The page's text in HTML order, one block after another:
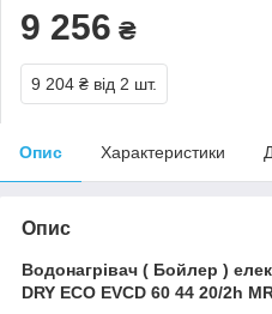
9 256 ₴
9 204 ₴ від 2 шт.
Опис Характеристики
Опис
Водонагрівач ( Бойлер )
DRY ECO EVCD 60 44 20/2h